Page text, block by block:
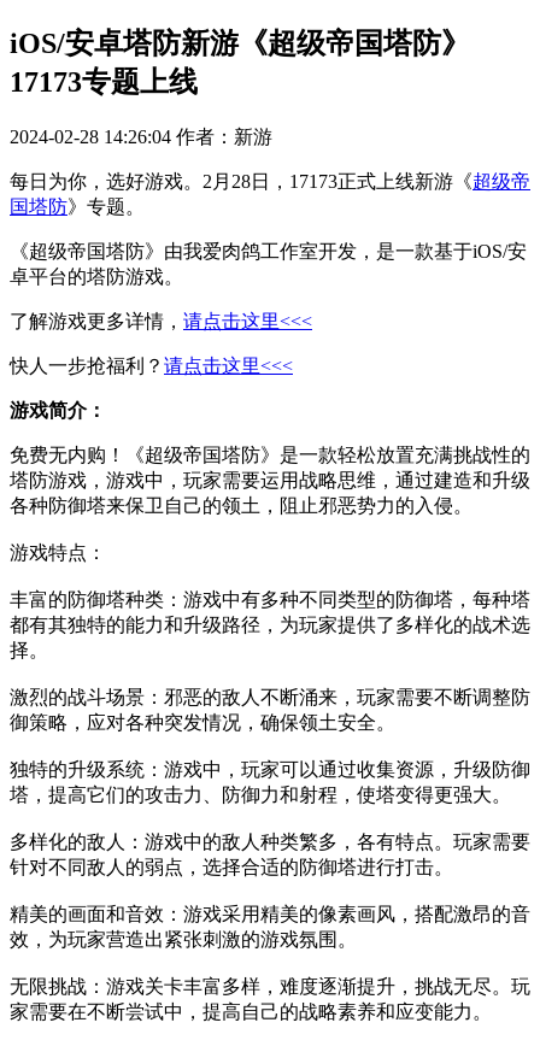
iOS/安卓塔防新游《超级帝国塔防》
17173专题上线
2024-02-28 14:26:04 作者：新游
每日为你，选好游戏。2月28日，17173正式上线新游《超级帝
国塔防》专题。
《超级帝国塔防》由我爱肉鸽工作室开发，是一款基于iOS/安
卓平台的塔防游戏。
了解游戏更多详情， 请点击这里<<<
快人一步抢福利？ 请点击这里<<<
游戏简介：
免费无内购！《超级帝国塔防》是一款轻松放置充满挑战性的
塔防游戏，游戏中，玩家需要运用战略思维，通过建造和升级
各种防御塔来保卫自己的领土，阻止邪恶势力的入侵。
游戏特点：
丰富的防御塔种类：游戏中有多种不同类型的防御塔，每种塔
都有其独特的能力和升级路径，为玩家提供了多样化的战术选
择。
激烈的战斗场景：邪恶的敌人不断涌来，玩家需要不断调整防
御策略，应对各种突发情况，确保领土安全。
独特的升级系统：游戏中，玩家可以通过收集资源，升级防御
塔，提高它们的攻击力、防御力和射程，使塔变得更强大。
多样化的敌人：游戏中的敌人种类繁多，各有特点。玩家需要
针对不同敌人的弱点，选择合适的防御塔进行打击。
精美的画面和音效：游戏采用精美的像素画风，搭配激昂的音
效，为玩家营造出紧张刺激的游戏氛围。
无限挑战：游戏关卡丰富多样，难度逐渐提升，挑战无尽。玩
家需要在不断尝试中，提高自己的战略素养和应变能力。